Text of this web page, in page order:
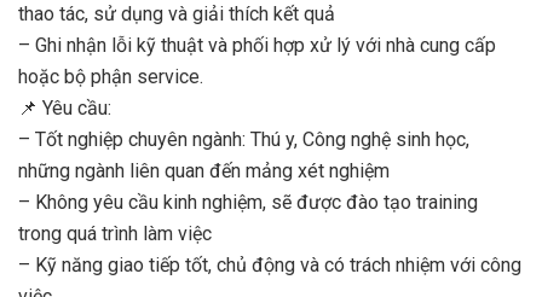
thao tác, sử dụng và giải thích kết quả
– Ghi nhận lỗi kỹ thuật và phối hợp xử lý với nhà cung cấp
hoặc bộ phận service.
📌 Yêu cầu:
– Tốt nghiệp chuyên ngành: Thú y, Công nghệ sinh học,
những ngành liên quan đến mảng xét nghiệm
– Không yêu cầu kinh nghiệm, sẽ được đào tạo training
trong quá trình làm việc
– Kỹ năng giao tiếp tốt, chủ động và có trách nhiệm với công